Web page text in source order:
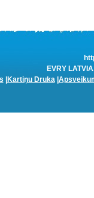
EVRY
Kartiņu Druka|